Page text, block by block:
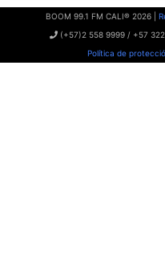
BOOM 99.1 FM CALI® 2026 |
(+57)2 558 9999 / +57
Política de